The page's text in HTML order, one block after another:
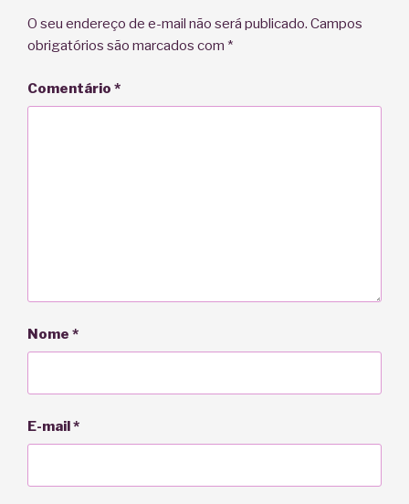
O seu endereço de e-mail não será publicado. Campos
obrigatórios são marcados com *
Comentário *
Nome *
E-mail*